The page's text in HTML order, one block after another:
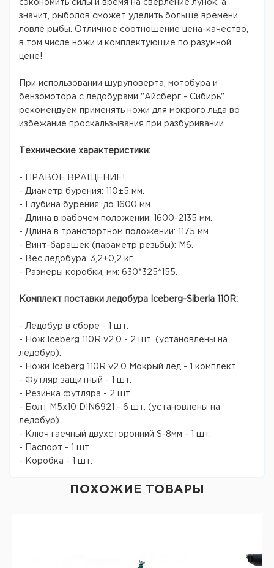
сэкономить силы и время на сверление лунок, а
значит, рыболов сможет уделить больше времени
ловле рыбы. Отличное соотношение цена-качество,
в том числе ножи и комплектующие по разумной
цене!
При использовании шуруповерта, мотобура и
бензомотора с ледобурами "Айсберг - Сибирь"
рекомендуем применять ножи для мокрого льда во
избежание проскальзывания при разбуривании.
Технические характеристики:
- ПРАВОЕ ВРАЩЕНИЕ!
- Диаметр бурения: 110±5 мм.
- Глубина бурения: до 1600 мм.
- Длина в рабочем положении: 1600-2135 мм.
- Длина в транспортном положении: 1175 мм.
- Винт-барашек (параметр резьбы): М6.
- Вес ледобура: 3,2±0,2 кг.
- Размеры коробки, мм: 630*325*155.
Комплект поставки ледобура Iceberg-Siberia 110R:
- Ледобур в сборе - 1 шт.
- Нож Iceberg 110R v2.0 - 2 шт. (установлены на
ледобур).
- Ножи Iceberg 110R v2.0 Мокрый лед - 1 комплект.
- Футляр защитный - 1 шт.
- Резинка футляра - 2 шт.
- Болт М5х10 DIN6921 - 6 шт. (установлены на
ледобур).
- Ключ гаечный двухсторонний S-8мм - 1 шт.
- Паспорт - 1 шт.
- Коробка - 1 шт.
ПОХОЖИЕ ТОВАРЫ